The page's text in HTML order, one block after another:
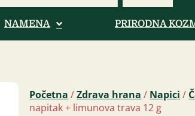
NAMENA PRIRODNA
Početna /Zdrava hrana / Napici /
napitak + limunova trava 12 g